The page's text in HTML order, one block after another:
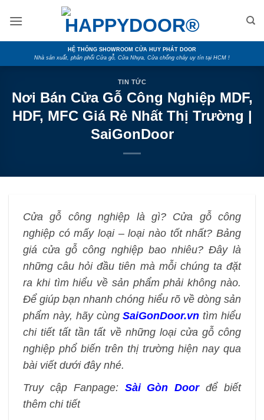
HỆ THỐNG SHOWROOM CỬA HUY PHÁT DOOR
Nhà sản xuất, phân phối Cửa gỗ, Cửa Nhựa, Cửa chống cháy uy tín tại HCM !
TIN TỨC
Nơi Bán Cửa Gỗ Công Nghiệp MDF,
HDF, MFC Giá Rẻ Nhất Thị Trường |
SaiGonDoor
Cửa gỗ công nghiệp là gì? Cửa gỗ công
nghiệp có mấy loại – loại nào tốt nhất? Bảng
giá cửa gỗ công nghiệp bao nhiêu? Đây là
những câu hỏi đầu tiên mà mỗi chúng ta đặt
ra khi tìm hiểu về sản phẩm phải không nào.
Để giúp bạn nhanh chóng hiểu rõ về dòng sản
phẩm này, hãy cùngSaiGonDoor.vn tìm hiểu
chi tiết tất tần tất về những loại cửa gỗ công
nghiệp phổ biến trên thị trường hiện nay qua
bài viết dưới đây nhé.
Truy cập Fanpage: Sài Gòn Door để biết
thêm chi tiết